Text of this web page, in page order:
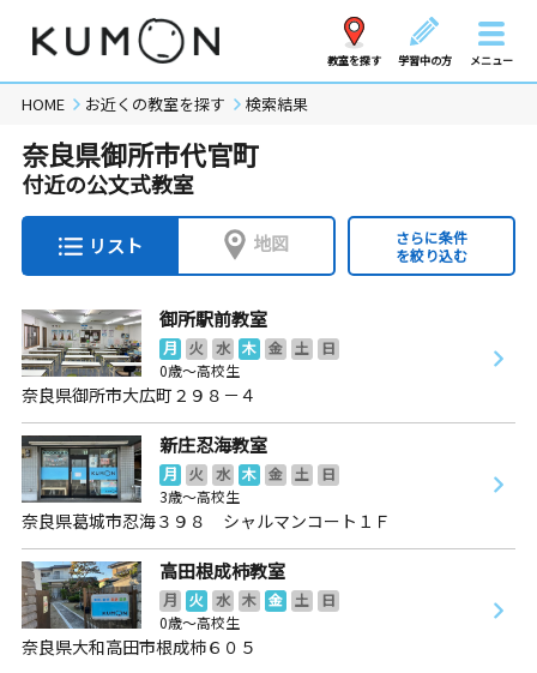
教室を探す 学習中の方 メニュー
HOME お近くの教室を探す 検索結果
奈良県御所市代官町
付近の公文式教室
リスト 地図
さらに条件
を絞り込む
御所駅前教室
月 火 水 木 金 土
日
0歳～高校生
奈良県御所市大広町２９８－４
新庄忍海教室
月 火 水 木 金 土
日
3歳～高校生
奈良県葛城市忍海３９８ シャルマンコート１Ｆ
高田根成柿教室
月 火 水 木 金 土
日
0歳～高校生
奈良県大和高田市根成柿６０５